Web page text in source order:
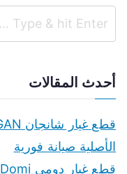
أحدث المقالات
الأصلية صيانة فورية